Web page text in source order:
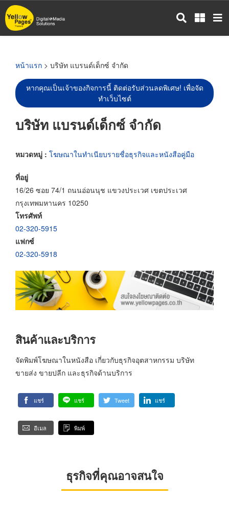
ข้าม
ไป
หน้าแรก > บริษัท แบรนด์เด็กซ์ จำกัด
หากคุณเป็นเจ้าของกิจการนี้ ติดต่อรับส่วนลดพิเศษ! เพื่อจัด
ทำเว็บไซต์
บริษัท แบรนด์เด็กซ์ จำกัด
หมวดหมู่ : โฆษณาในทำเนียบรายชื่อธุรกิจและหนังสือคู่มือ
ที่อยู่
16/26 ซอย 74/1 ถนนอ่อนนุช แขวงประเวศ เขตประเวศ
กรุงเทพมหานคร 10250
โทรศัพท์
02-320-5915
แฟกซ์
02-320-5918
สินค้าและบริการ
จัดพิมพ์โฆษณาในหนังสือ เกี่ยวกับธุรกิจอุตสาหกรรม บริษัท
ขายส่ง ขายปลีก และธุรกิจด้านบริการ
แชร์ แชร์ Tweet แชร์
อีเมล พิมพ์
ธุรกิจที่คุณอาจสนใจ